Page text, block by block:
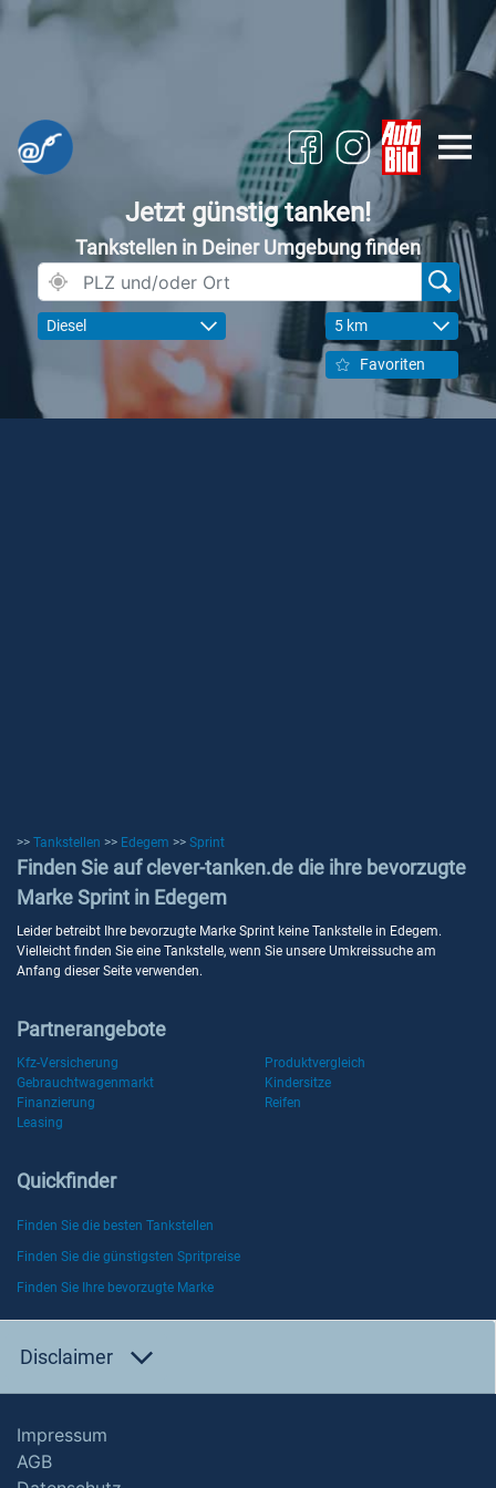
Jetzt günstig tanken!
Tankstellen in Deiner Umgebung finden
Diesel 5 km
Favoriten
>> Tankstellen >> Edegem >> Sprint
Finden Sie auf clever-tanken.de die ihre bevorzugte
Marke Sprint in Edegem
Leider betreibt Ihre bevorzugte Marke Sprint keine Tankstelle in Edegem.
Vielleicht finden Sie eine Tankstelle, wenn Sie unsere Umkreissuche am
Anfang dieser Seite verwenden.
Partnerangebote
Kfz-Versicherung
Produktvergleich
Gebrauchtwagenmarkt
Kindersitze
Finanzierung
Reifen
Leasing
Quickfinder
Finden Sie die besten Tankstellen
Finden Sie die günstigsten Spritpreise
Finden Sie Ihre bevorzugte Marke
Disclaimer
Impressum
AGB